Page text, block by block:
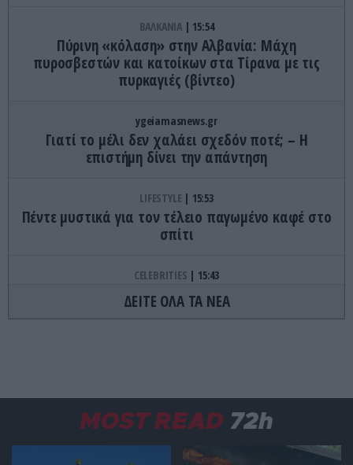
ΒΑΛΚΑΝΙΑ 15:54
Πύρινη «κόλαση» στην Αλβανία: Μάχη
πυροσβεστών και κατοίκων στα Τίρανα με τις
πυρκαγιές (βίντεο)
ygeiamasnews.gr
Γιατί το μέλι δεν χαλάει σχεδόν ποτέ; – Η
επιστήμη δίνει την απάντηση
LIFESTYLE 15:53
Πέντε μυστικά για τον τέλειο παγωμένο καφέ στο
σπίτι
CELEBRITIES 15:43
Η Κλέλια Ανδριολάτου έκανε γιόγκα και
εντυπωσίασε το καλλίγραμμο κορμί της – Δείτε
ήθελα να πεθάνω» (βίντεο)
ΔΕΙΤΕ ΟΛΑ ΤΑ ΝΕΑ
MOST READ 72h